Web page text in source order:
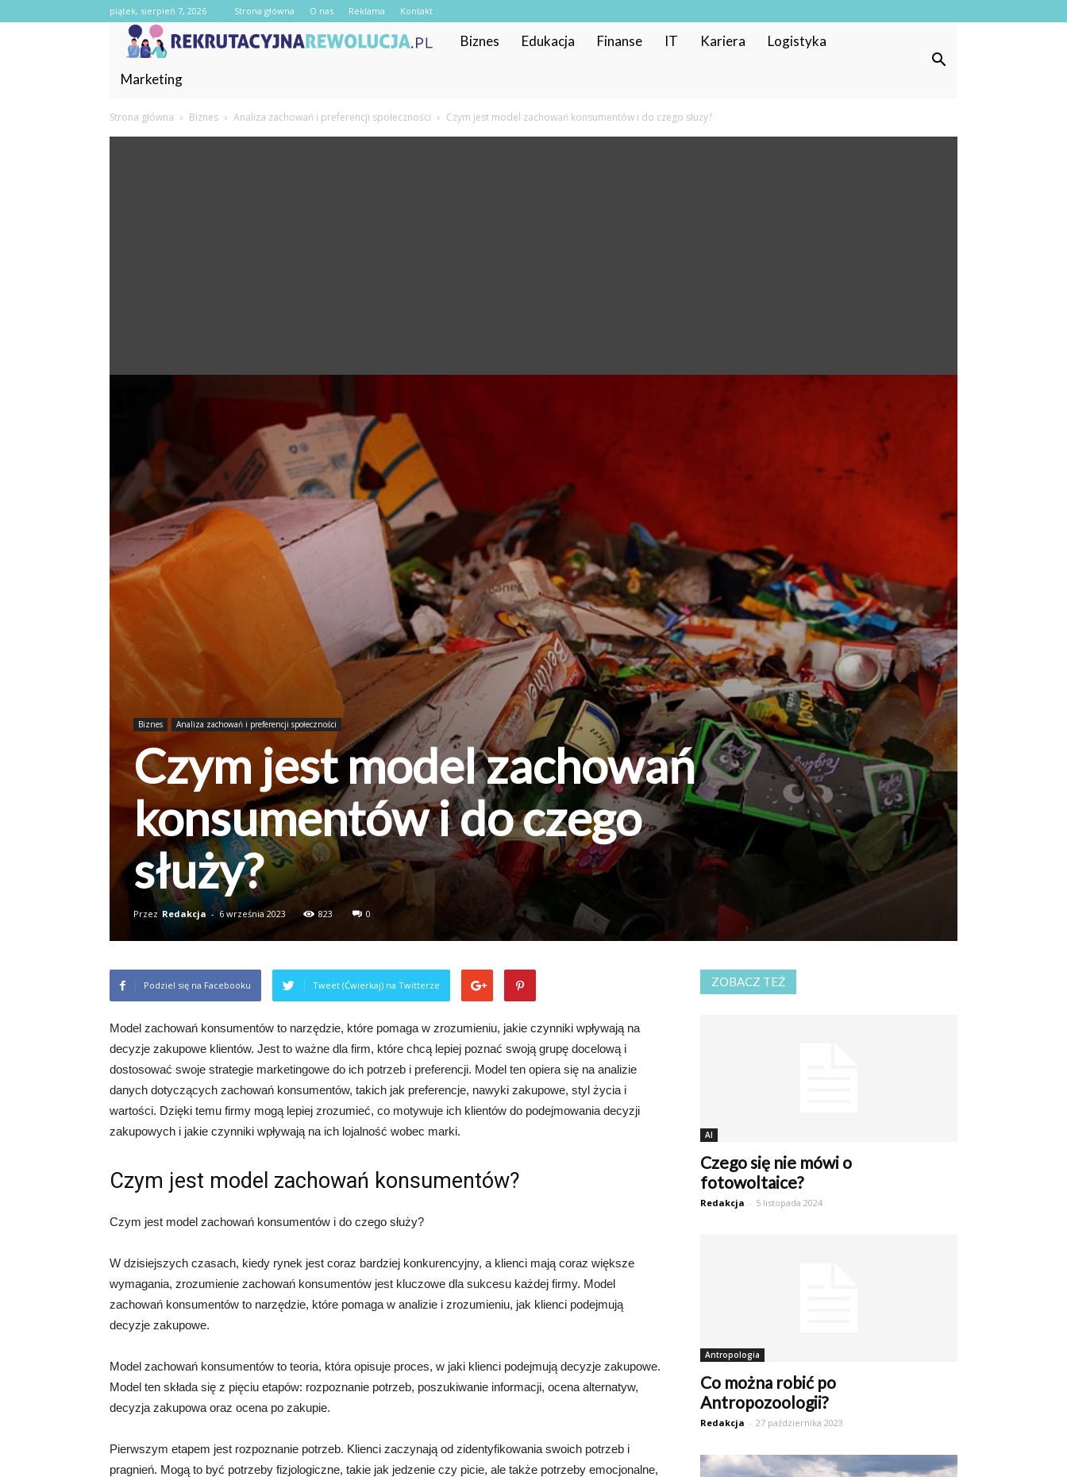
piątek, sierpień 7, 2026 Strona główna O nas Reklama Kontakt
RekrutacyjnaRewolucja.pl
Biznes Edukacja Finanse IT Kariera Logistyka
Marketing
Strona główna Biznes Analiza zachowań i preferencji społeczności Czym jest model zachowań konsumentów i do czego służy?
Biznes Analiza zachowań i preferencji społeczności
Czym jest model zachowań
konsumentów i do czego
służy?
Przez Redakcja - 6 września 2023 823 0
Podziel się na Facebooku Tweet (Ćwierkaj) na Twitterze
Model zachowań konsumentów to narzędzie, które pomaga w zrozumieniu, jakie czynniki wpływają na
decyzje zakupowe klientów. Jest to ważne dla firm, które chcą lepiej poznać swoją grupę docelową i
dostosować swoje strategie marketingowe do ich potrzeb i preferencji. Model ten opiera się na analizie
danych dotyczących zachowań konsumentów, takich jak preferencje, nawyki zakupowe, styl życia i
wartości. Dzięki temu firmy mogą lepiej zrozumieć, co motywuje ich klientów do podejmowania decyzji
zakupowych i jakie czynniki wpływają na ich lojalność wobec marki.
Czym jest model zachowań konsumentów?
Czym jest model zachowań konsumentów i do czego służy?
W dzisiejszych czasach, kiedy rynek jest coraz bardziej konkurencyjny, a klienci mają coraz większe
wymagania, zrozumienie zachowań konsumentów jest kluczowe dla sukcesu każdej firmy. Model
zachowań konsumentów to narzędzie, które pomaga w analizie i zrozumieniu, jak klienci podejmują
decyzje zakupowe.
Model zachowań konsumentów to teoria, która opisuje proces, w jaki klienci podejmują decyzje zakupowe.
Model ten składa się z pięciu etapów: rozpoznanie potrzeb, poszukiwanie informacji, ocena alternatyw,
decyzja zakupowa oraz ocena po zakupie.
Pierwszym etapem jest rozpoznanie potrzeb. Klienci zaczynają od zidentyfikowania swoich potrzeb i
pragnień. Mogą to być potrzeby fizjologiczne, takie jak jedzenie czy picie, ale także potrzeby emocjonalne,
ZOBACZ TEŻ
AI
Czego się nie mówi o
fotowoltaice?
Redakcja - 5 listopada 2024
Antropologia
Co można robić po
Antropozoologii?
Redakcja - 27 października 2023